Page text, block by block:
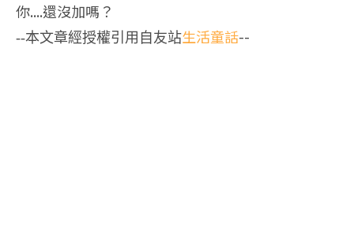
你....還沒加嗎？
--本文章經授權引用自友站生活童話--